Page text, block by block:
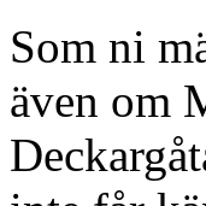
Som ni
även om